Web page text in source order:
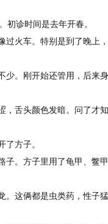
初诊时间是去年开春。
过火车。特别是到了晚上
少。刚开始还管用，后来
，舌头颜色发暗。问了才
了方子。
子。方子里用了龟甲、鳖
。这俩都是虫类药，性子